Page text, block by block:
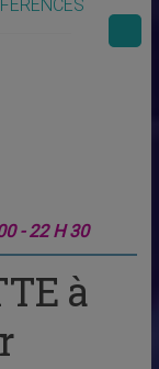
- 22 H 30
à